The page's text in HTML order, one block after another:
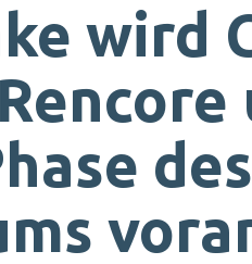
wird